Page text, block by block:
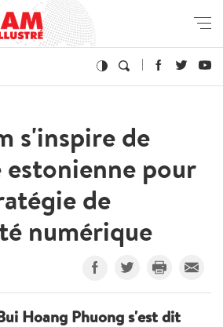
s'inspire de
pour
de
numérique
Hoang Phuong s'est dit